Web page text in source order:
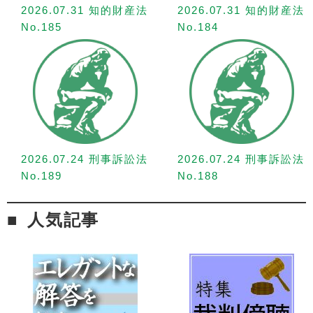
2026.07.31 知的財産法
No.185
2026.07.31 知的財産法
No.184
2026.07.24 刑事訴訟法
No.189
2026.07.24 刑事訴訟法
No.188
人気記事